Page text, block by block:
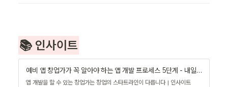
📚 인사이트
예비 앱 창업가가 꼭 알아야 하는 앱 개발 프로세스 5단계 - 내일배움캠프 블로그
앱 개발을 할 수 있는 창업가는 창업의 스타트라인이 다릅니다 | 인사이트